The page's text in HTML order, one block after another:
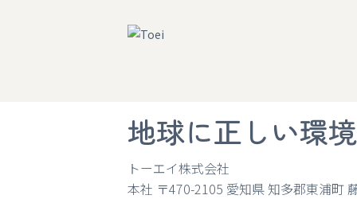
地球に正しい環
トーエイ株式会社
本社 〒470-2105 愛知県 知多郡東浦町